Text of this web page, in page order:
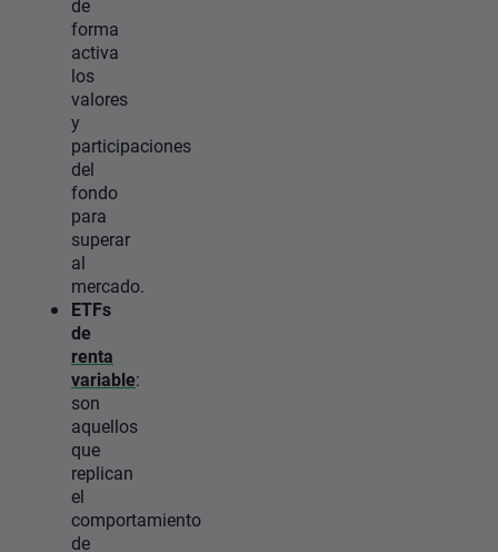
forma
activa
los
valores
y
participaciones
del
fondo
para
superar
al
mercado.
ETFs
de
renta
variable:
son
aquellos
que
replican
el
comportamiento
de